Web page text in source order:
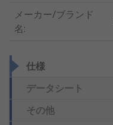
メーカー/ブランド
名:
仕様
データシート
その他